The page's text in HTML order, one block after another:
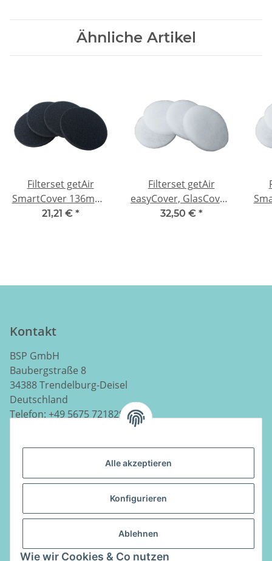
Alle akzeptieren
Konfigurieren
Ablehnen
Wie wir Cookies & Co nutzen
Ähnliche Artikel
Filterset getAir
SmartCover 136mm -
4x G3
21,21 € *
Filterset getAir
easyCover, GlasCover,
ObjektCover 144mm -
32,50 € *
Kontakt
BSP GmbH
Baubergstraße 8
34388 Trendelburg-Deisel
Deutschland
Telefon: +49 5675 7218290
Informationen
Gesetzliche Informationen